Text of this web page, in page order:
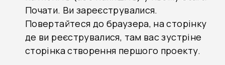
Почати. Ви зареєструвалися.
Повертайтеся до браузера, на сторінку
де ви реєструвалися, там вас зустріне
сторінка створення першого проекту.